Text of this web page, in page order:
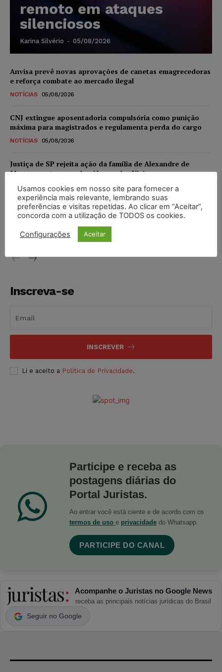
remoto em ataques
silenciosos
Karina Silvério - 05/08/2026
Anvisa prevê novas aprovações de canetas emagrecedoras
e reforça combate ao mercado ilegal
NOTÍCIAS 05/08/2026
CNJ extingue aposentadoria compulsória como punição
máxima para magistrados e regulamenta perda do cargo
NOTÍCIAS 05/08/2026
Justiça de SP rejeita ação da família de Alexandre de
Moraes contra senador Alessandro Vieira
NOTÍCIAS 05/08/2026
Conselho Nacional de Justiça determina afastamento da
juíza Gabriela Hardt por dois anos
NOTÍCIAS 05/08/2026
Inscreva-se
INSCREVER
Li e aceito a Política de Privacidade.
Participe e receba as
postagens diárias do
Portal Juristas.
Ao entrar você está ciente e de acordo com os
termos de uso e privacidade do Whatsapp.
PARTICIPE DO CANAL
Acompanhe o Juristas no Google News
receba as principais notícias jurídicas do Brasil
Seguir no Google
Usamos cookies em nosso site para fornecer a
experiência mais relevante, lembrando suas
preferências e visitas repetidas. Ao clicar em “Aceitar”,
concorda com a utilização de TODOS os cookies.
Configurações Aceitar